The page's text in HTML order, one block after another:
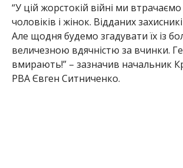
“У цій жорстокій війні ми
чоловіків і жінок. Відданих
Але щодня будемо згадувати їх із
величезною вдячністю за вчинки.
вмирають!” – зазначив начальник
РВА Євген Ситниченко.